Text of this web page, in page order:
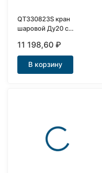
QT330823S кран
шаровой Ду20 с
11 198,60₽
В корзину